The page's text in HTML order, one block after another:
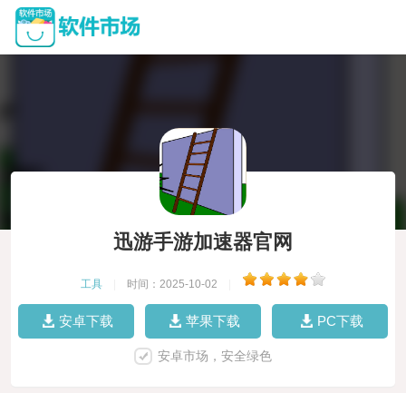
迅游手游加速器官网
工具 时间：2025-10-02
安卓下载 苹果下载 PC下载
安卓市场，安全绿色